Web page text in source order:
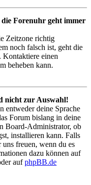
die Forenuhr geht immer
Zeitzone richtig
noch falsch ist, geht die
Kontaktiere einen
beheben kann.
nicht zur Auswahl!
entweder deine Sprache
Forum bislang in deine
Board-Administrator, ob
installieren kann. Falls
freuen, wenn du es
dazu können auf
aufphpBB.de